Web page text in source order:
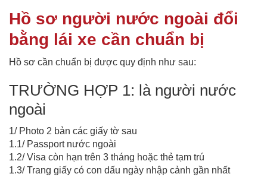
Hồ sơ người nước ngoài đổi
bằng lái xe cần chuẩn bị
Hồ sơ cần chuẩn bị được quy định như sau:
TRƯỜNG HỢP 1: là người nước
ngoài
1/ Photo 2 bản các giấy tờ sau
1.1/ Passport nước ngoài
1.2/ Visa còn hạn trên 3 tháng hoặc thẻ tạm trú
1.3/ Trang giấy có con dấu ngày nhập cảnh gần nhất